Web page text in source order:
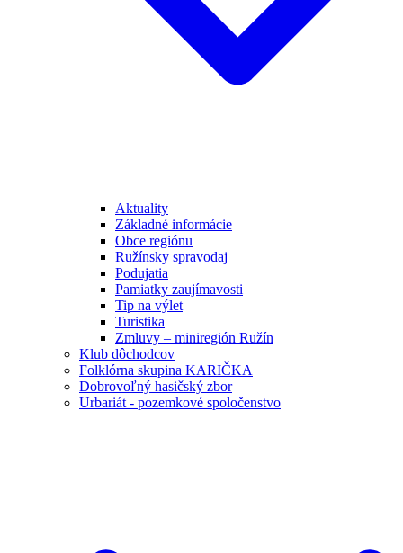
Aktuality
Základné informácie
Obce regiónu
Ružínsky spravodaj
Podujatia
Pamiatky zaujímavosti
Tip na výlet
Turistika
Zmluvy – miniregión Ružín
Klub dôchodcov
Folklórna skupina KARIČKA
Dobrovoľný hasičský zbor
Urbariát - pozemkové spoločenstvo